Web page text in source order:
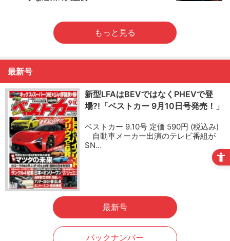
もっと見る
最新号
新型LFAはBEVではなくPHEVで登
場?!「ベストカー 9月10日号発売！」
ベストカー 9.10号 定価 590円 (税込み)
自動車メーカー出演のテレビ番組が
SN…
最新号
バックナンバー